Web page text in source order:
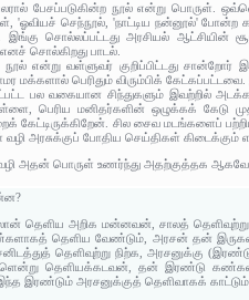
பேசப்படுகின்ற நூல் என்று பொருள்.
'ஓவியச் செந்நூல், 'நாட்டிய நன்னூல்'
சொல்லப்பட்டது அரசியல் ஆட்சியின்
சொல்கிறது பாடல்.
என்று வள்ளுவர் குறிப்பிட்டது
மக்களால் பெரிதும் விரும்பிக்
பல வகையான சிந்துகளும் இவற்றில்
பெரிய மனிதர்களின் ஒழுக்கக் கேடு
கேட்டிருக்கிறேன். சில சைவ மடங்களைப்
அரசுக்குப் போதிய செய்திகள் கிடைக்கும்
வழி அதன் பொருள் உணர்ந்து அதற்குத்தக
அறிக மன்னவன், சாலத்
தெளிய வேண்டும், அரசன் தன்
தெளிவுற்று நிற்க, அரசனுக்கு
தெளியக்கடவன், தன் இரண்டு கண்கள்
அரசனுக்குத் தெளிவாகக் காட்டும்